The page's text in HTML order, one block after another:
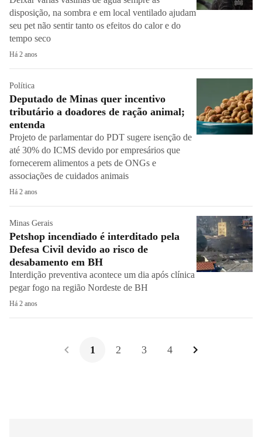
disposição, na sombra e em local ventilado ajudam
seu pet não sentir tanto os efeitos do calor e do
tempo seco
Há 2 anos
Política
Deputado de Minas quer incentivo
tributário a doadores de ração animal;
entenda
Projeto de parlamentar do PDT sugere isenção de
até 30% do ICMS devido por empresários que
fornecerem alimentos a pets de ONGs e
associações de cuidados animais
Há 2 anos
Minas Gerais
Petshop incendiado é interditado pela
Defesa Civil devido ao risco de
desabamento em BH
Interdição preventiva acontece um dia após clínica
pegar fogo na região Nordeste de BH
Há 2 anos
1 2 3 4